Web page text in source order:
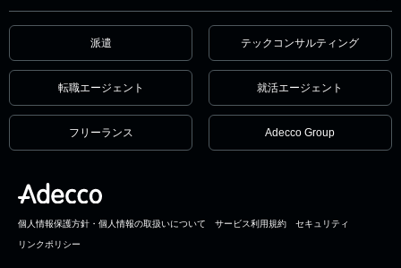
派遣 テックコンサルティング
転職エージェント 就活エージェント
フリーランス Adecco Group
個人情報保護方針・個人情報の取扱いについて サービス利用規約 セキュリティ
リンクポリシー